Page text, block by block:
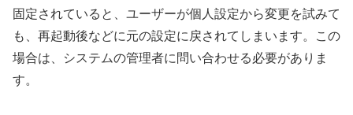
固定されていると、ユーザーが個人設定から変更を試みて
も、再起動後などに元の設定に戻されてしまいます。この
場合は、システムの管理者に問い合わせる必要がありま
す。